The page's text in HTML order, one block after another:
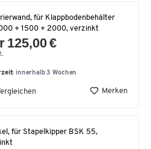
für Klappbodenbehälter
+ 1500 + 2000, verzinkt
125,00 €
innerhalb 3 Wochen
Merken
für Stapelkipper BSK 55,